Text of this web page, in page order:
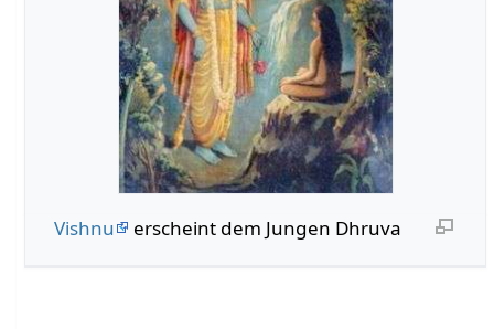
Vishnu erscheint dem Jungen Dhruva